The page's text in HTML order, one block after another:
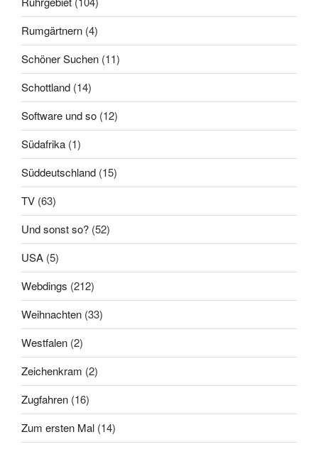
Rumgärtnern (4)
Schöner Suchen (11)
Schottland (14)
Software und so (12)
Südafrika (1)
Süddeutschland (15)
TV (63)
Und sonst so? (52)
USA (5)
Webdings (212)
Weihnachten (33)
Westfalen (2)
Zeichenkram (2)
Zugfahren (16)
Zum ersten Mal (14)